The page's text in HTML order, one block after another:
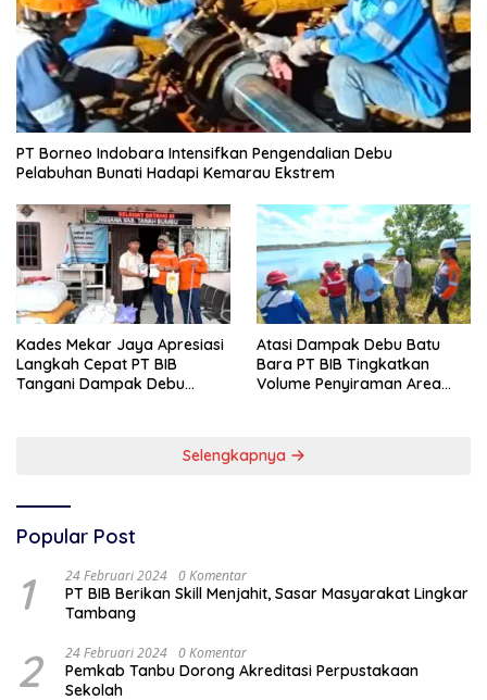
PT Borneo Indobara Intensifkan Pengendalian Debu
Pelabuhan Bunati Hadapi Kemarau Ekstrem
Kades Mekar Jaya Apresiasi
Langkah Cepat PT BIB
Tangani Dampak Debu
Atasi Dampak Debu Batu
Bara PT BIB Tingkatkan
Volume Penyiraman Area
Selengkapnya
Popular Post
1 24 Februari 2024 0 Komentar
PT BIB Berikan Skill Menjahit, Sasar Masyarakat Lingkar
Tambang
2 24 Februari 2024 0 Komentar
Pemkab Tanbu Dorong Akreditasi Perpustakaan
Sekolah